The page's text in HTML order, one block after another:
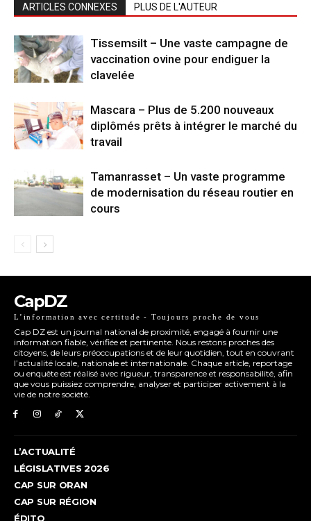
ARTICLES CONNEXES PLUS DE L'AUTEUR
Tissemsilt – Une vaste campagne de
vaccination ovine pour endiguer la
clavelée
Mascara – Plus de 5.200 nouveaux
diplômés prêts à intégrer le marché du
travail
Tamanrasset – Un vaste programme
de modernisation du réseau routier en
cours
CapDZ
L’information avec certitude - Toujours proche de vous
Cap DZ est un journal national de proximité, engagé à fournir une
information fiable, vérifiée et pertinente. Nous restons proches des
citoyens, de leurs préoccupations et de leur quotidien, tout en couvrant
l’actualité locale, nationale et internationale. Chaque article, reportage
ou enquête est réalisé avec rigueur, transparence et responsabilité, afin
que vous puissiez comprendre, analyser et participer activement à la
vie de notre société.
L’ACTUALITÉ
LÉGISLATIVES 2026
CAP SUR ORAN
CAP SUR RÉGION
ÉDITO